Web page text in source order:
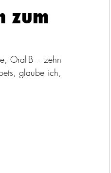
zum
Oral-B – zehn
glaube ich,